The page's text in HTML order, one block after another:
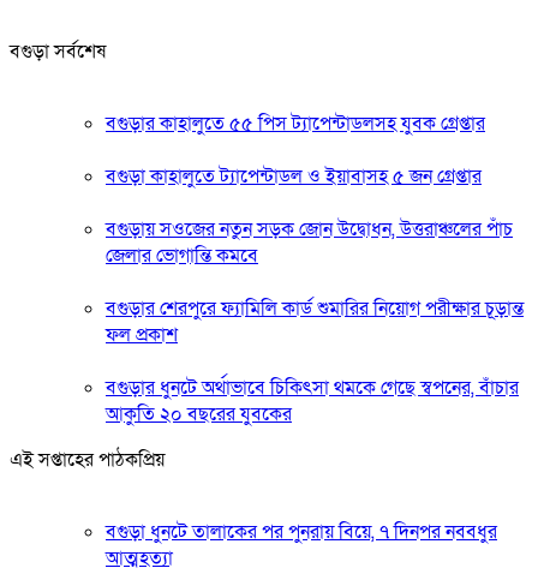
বগুড়া সর্বশেষ
বগুড়ার কাহালুতে ৫৫ পিস ট্যাপেন্টাডলসহ যুবক গ্রেপ্তার
বগুড়া কাহালুতে ট্যাপেন্টাডল ও ইয়াবাসহ ৫ জন গ্রেপ্তার
বগুড়ায় সওজের নতুন সড়ক জোন উদ্বোধন, উত্তরাঞ্চলের পাঁচ
জেলার ভোগান্তি কমবে
বগুড়ার শেরপুরে ফ্যামিলি কার্ড শুমারির নিয়োগ পরীক্ষার চূড়ান্ত
ফল প্রকাশ
বগুড়ার ধুনটে অর্থাভাবে চিকিৎসা থমকে গেছে স্বপনের, বাঁচার
আকুতি ২০ বছরের যুবকের
এই সপ্তাহের পাঠকপ্রিয়
বগুড়া ধুনটে তালাকের পর পুনরায় বিয়ে, ৭ দিনপর নববধুর
আত্মহত্যা